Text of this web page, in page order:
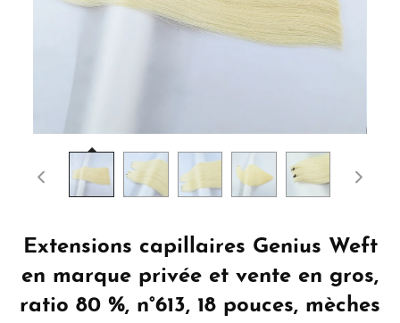
Extensions capillaires Genius Weft
en marque privée et vente en gros,
ratio 80 %, n°613, 18 pouces, mèches